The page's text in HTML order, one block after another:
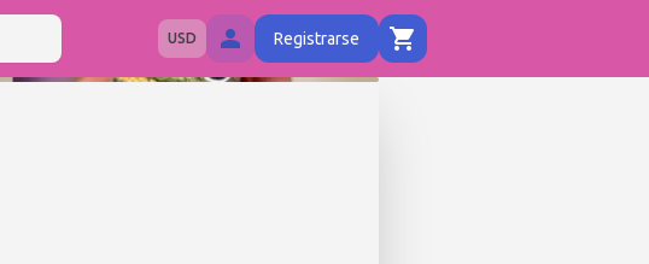
USD Registrarse